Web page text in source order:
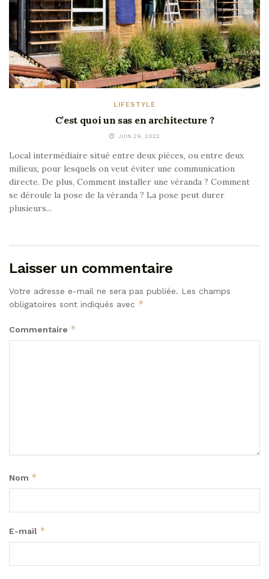
LIFESTYLE
C’est quoi un sas en architecture ?
JUIN 29, 2022
Local intermédiaire situé entre deux pièces, ou entre deux
milieux, pour lesquels on veut éviter une communication
directe. De plus, Comment installer une véranda ? Comment
se déroule la pose de la véranda ? La pose peut durer
plusieurs...
Laisser un commentaire
Votre adresse e-mail ne sera pas publiée. Les champs
obligatoires sont indiqués avec *
Commentaire *
Nom *
E-mail *